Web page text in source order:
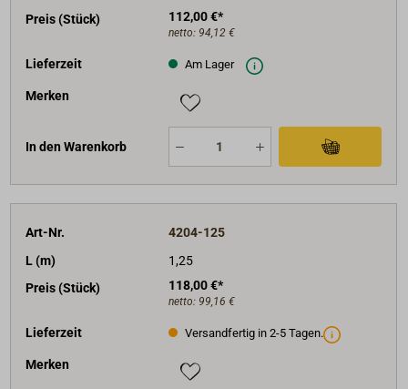
Preis (Stück)
112,00 €*
netto: 94,12 €
Lieferzeit Am Lager
Merken
In den Warenkorb
Art-Nr.
4204-125
L (m)
1,25
Preis (Stück)
118,00 €*
netto: 99,16 €
Lieferzeit Versandfertig in 2-5 Tagen.
Merken